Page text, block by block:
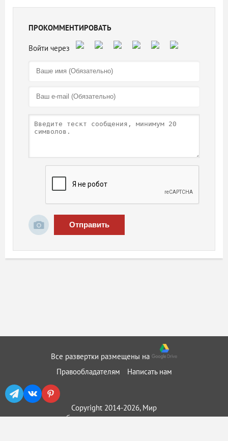
ПРОКОММЕНТИРОВАТЬ
Отправить
Все развертки размещены на
Правообладателям
Написать нам
Copyright 2014-2026, Мир
бумажного моделирования ::